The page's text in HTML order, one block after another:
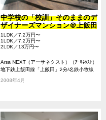
中学校の「校訓」そのままのデ
ザイナーズマンション＠上飯田
1LDK／7.2万円〜
1LDK／7.2万円〜
2LDK／13万円〜
Arsa NEXT（アーサネクスト）（ｱｰｻﾈｸｽﾄ）
地下鉄上飯田線「上飯田」2分/名鉄小牧線
「上飯田」2分/地下鉄名城線「平安通」13
2008年4月